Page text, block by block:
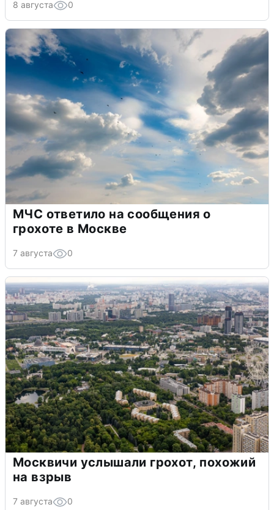
8 августа 0
МЧС ответило на сообщения о
грохоте в Москве
7 августа 0
Москвичи услышали грохот, похожий
на взрыв
7 августа 0